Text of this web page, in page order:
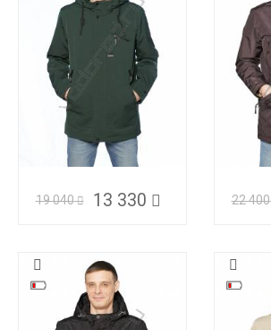
19 040 13 330 22 400